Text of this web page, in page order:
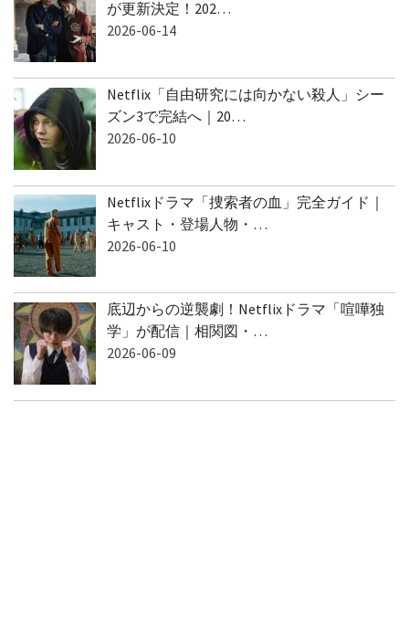
が更新決定！202…
2026-06-14
Netflix「自由研究には向かない殺人」シー
ズン3で完結へ｜20…
2026-06-10
Netflixドラマ「捜索者の血」完全ガイド｜
キャスト・登場人物・…
2026-06-10
底辺からの逆襲劇！Netflixドラマ「喧嘩独
学」が配信｜相関図・…
2026-06-09